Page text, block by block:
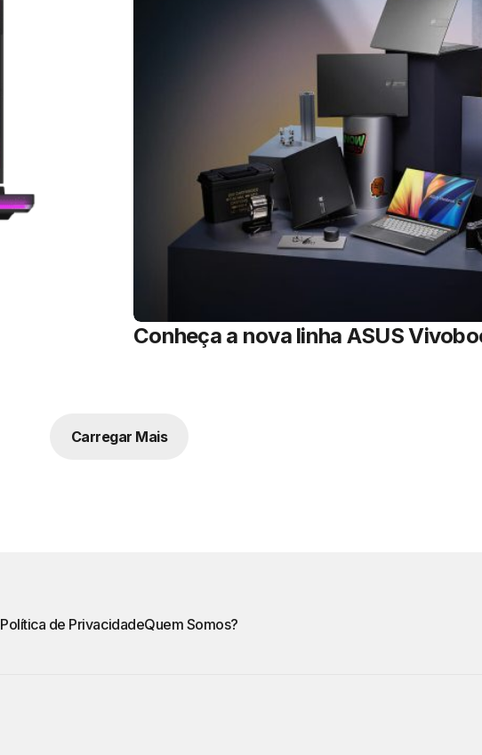
Conheça a nova linha ASUS
Carregar Mais
Política de PrivacidadeQuem Somos?